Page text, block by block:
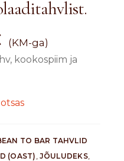
(KM-ga)
kookospiim ja
TO BAR TAHVLID
(OAST) JÕULUDEKS,